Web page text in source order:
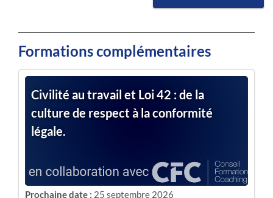
Formations complémentaires
Civilité au travail et Loi 42 : de la
culture de respect à la conformité
légale.
Prochaine date : 25 septembre 2026